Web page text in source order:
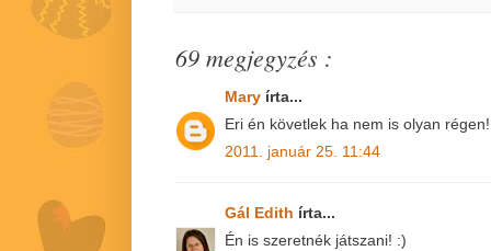
69 megjegyzés :
Mary írta...
Eri én követlek ha nem is olyan
2011. január 25. 11:44
Gál Edith írta...
Én is szeretnék játszani! :)